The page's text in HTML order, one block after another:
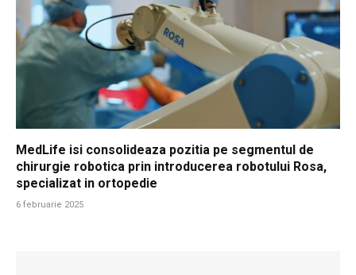
MedLife isi consolideaza pozitia pe segmentul de
chirurgie robotica prin introducerea robotului Rosa,
specializat in ortopedie
6 februarie 2025